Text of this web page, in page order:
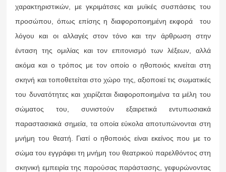
χαρακτηριστικών, με γκριμάτσες και μυϊκές συσπάσεις του
προσώπου, όπως επίσης η διαφοροποιημένη εκφορά του
λόγου και οι αλλαγές στον τόνο και την άρθρωση στην
ένταση της ομιλίας και τον επιτονισμό των λέξεων, αλλά
ακόμα και ο τρόπος με τον οποίο ο ηθοποιός κινείται στη
σκηνή και τοποθετείται στο χώρο της, αξιοποιεί τις σωματικές
του δυνατότητες και χειρίζεται διαφοροποιημένα τα μέλη του
σώματος του, συνιστούν εξαιρετικά εντυπωσιακά
παραστασιακά σημεία, τα οποία εύκολα αποτυπώνονται στη
μνήμη του θεατή. Γιατί ο ηθοποιός είναι εκείνος που με το
σώμα του εγγράφει τη μνήμη του θεατρικού παρελθόντος στη
σκηνική εμπειρία της παρούσας παράστασης, γεφυρώνοντας